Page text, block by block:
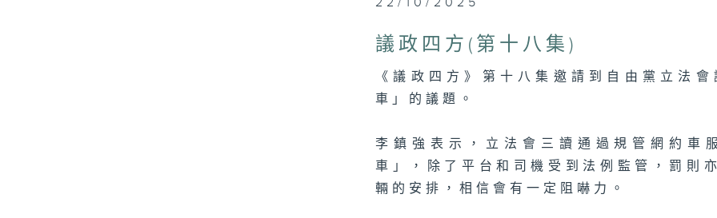
seconds
5
minutes,
secondsVolume
90%
議政四方(第十八集)
《議政四方》第十八集邀請到自由黨立法
車」的議題。
李鎮強表示，立法會三讀通過規管網約車
車」，除了平台和司機受到法例監管，罰則
輛的安排，相信會有一定阻嚇力。